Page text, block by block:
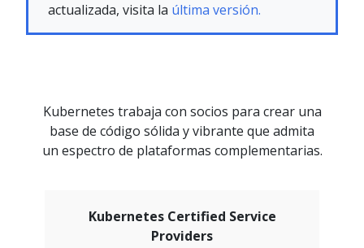
actualizada, visita la última versión.
Kubernetes trabaja con socios para crear una
base de código sólida y vibrante que admita
un espectro de plataformas complementarias.
Kubernetes Certified Service
Providers